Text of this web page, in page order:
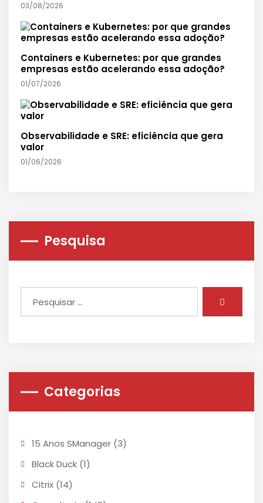
03/08/2026
Containers e Kubernetes: por que grandes
empresas estão acelerando essa adoção?
01/07/2026
Observabilidade e SRE: eficiência que gera
valor
01/06/2026
Pesquisa
Categorias
15 Anos SManager (3)
Black Duck (1)
Citrix (14)